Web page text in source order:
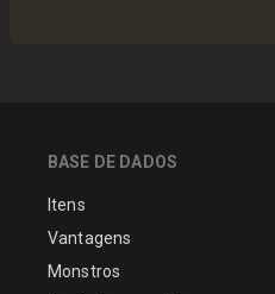
BASE DE DADOS
Itens
Vantagens
Monstros